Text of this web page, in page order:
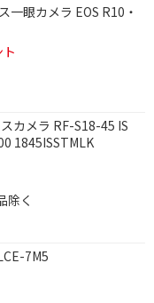
一眼カメラ EOS R10・
カメラ RF-S18-45 IS
1845ISSTMLK
除く
7M5
素～5999万画
素～3999万画
込む